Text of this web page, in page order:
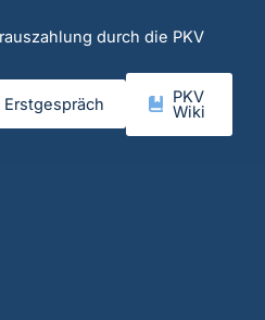
durch die PKV
Erstgespräch PKV
Wiki